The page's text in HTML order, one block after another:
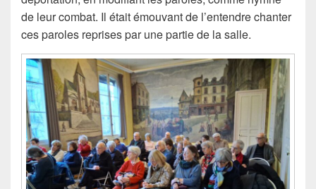
de leur combat. Il était émouvant de l’entendre chanter
ces paroles reprises par une partie de la salle.